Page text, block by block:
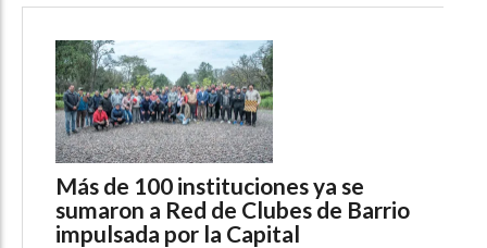
Más de 100 instituciones ya se
sumaron a Red de Clubes de Barrio
impulsada por la Capital